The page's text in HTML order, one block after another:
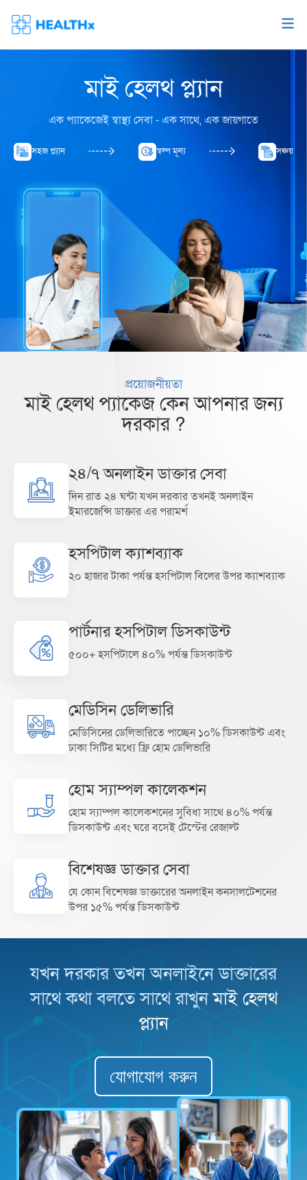
মাই হেলথ প্ল্যান
এক প্যাকেজেই স্বাস্থ্য সেবা - এক সাথে, এক জায়গাতে
সহজ প্ল্যান স্বল্প মূল্য সঞ্চয়
প্রয়োজনীয়তা
মাই হেলথ প্যাকেজ কেন আপনার জন্য
দরকার ?
২৪/৭ অনলাইন ডাক্তার সেবা
দিন রাত ২৪ ঘন্টা যখন দরকার তখনই অনলাইন
ইমারজেন্সি ডাক্তার এর পরামর্শ
হসপিটাল ক্যাশব্যাক
২০ হাজার টাকা পর্যন্ত হসপিটাল বিলের উপর ক্যাশব্যাক
পার্টনার হসপিটাল ডিসকাউন্ট
৫০০+ হসপিটালে ৪০% পর্যন্ত ডিসকাউন্ট
মেডিসিন ডেলিভারি
মেডিসিনের ডেলিভারিতে পাচ্ছেন ১০% ডিসকাউন্ট এবং
ঢাকা সিটির মধ্যে ফ্রি হোম ডেলিভারি
হোম স্যাম্পল কালেকশন
হোম স্যাম্পল কালেকশনের সুবিধা সাথে ৪০% পর্যন্ত
ডিসকাউন্ট এবং ঘরে বসেই টেস্টের রেজাল্ট
বিশেষজ্ঞ ডাক্তার সেবা
যে কোন বিশেষজ্ঞ ডাক্তারের অনলাইন কনসালটেশনের
উপর ১৫% পর্যন্ত ডিসকাউন্ট
যখন দরকার তখন অনলাইনে ডাক্তারের
সাথে কথাবলতে সাথে রাখুন মাই হেলথ
প্ল্যান
যোগাযোগ করুন